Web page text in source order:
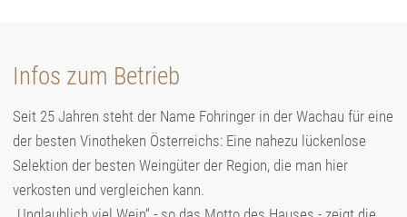
Infos zum Betrieb
Seit 25 Jahren steht der Name Fohringer in der Wachau für eine
der besten Vinotheken Österreichs: Eine nahezu lückenlose
Selektion der besten Weingüter der Region, die man hier
verkosten und vergleichen kann.